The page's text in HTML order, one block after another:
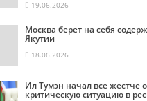
19.06.2026
Москва берет на себя
Якутии
18.06.2026
Ил Тумэн начал все жестче
критическую ситуацию в